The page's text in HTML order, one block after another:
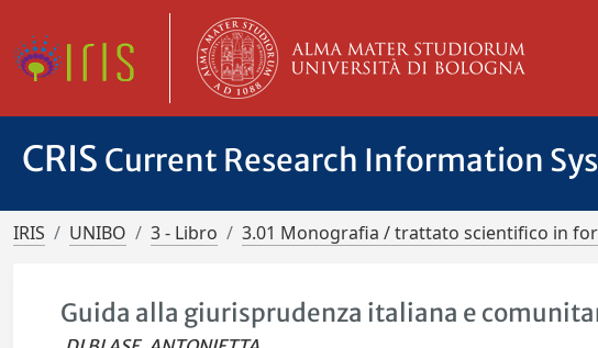
CRIS Current Research Information
IRIS UNIBO 3 - Libro 3.01 Monografia / trattato scientifico in
Guida alla giurisprudenza italiana e